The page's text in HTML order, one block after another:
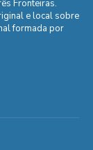
Fronteiras.
e local sobre
formada por